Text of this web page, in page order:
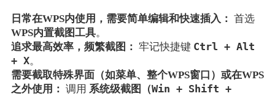
日常在WPS内使用，需要简单编辑和快速插入： 首选
WPS内置截图工具。
追求最高效率，频繁截图： 牢记快捷键 Ctrl + Alt
+ X。
需要截取特殊界面（如菜单、整个WPS窗口）或在WPS
之外使用： 调用 系统级截图（Win + Shift +